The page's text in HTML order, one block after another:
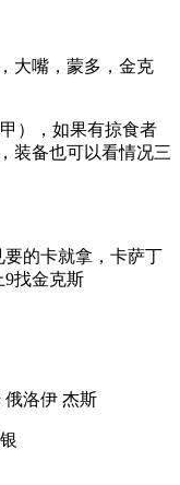
大嘴，蒙多，金克
），如果有掠食者
装备也可以看情况三
要的卡就拿，卡萨丁
9找金克斯
俄洛伊 杰斯